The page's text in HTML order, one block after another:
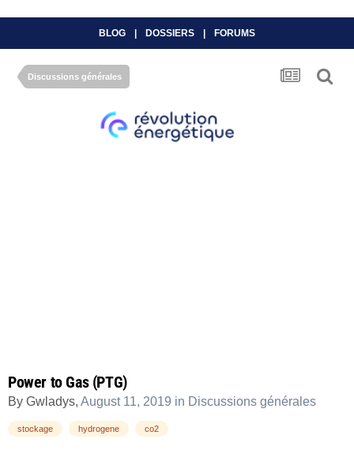
BLOG DOSSIERS FORUMS
Discussions générales
Power to Gas (PTG)
By Gwladys, August 11, 2019 in Discussions générales
stockage hydrogene co2